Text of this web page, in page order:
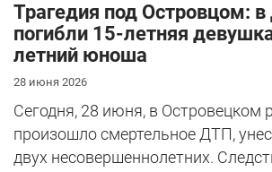
Трагедия под Островцом:
погибли 15-летняя
летний юноша
28 июня 2026
Сегодня, 28 июня, в Островецком
произошло смертельное ДТП,
двух несовершеннолетних.